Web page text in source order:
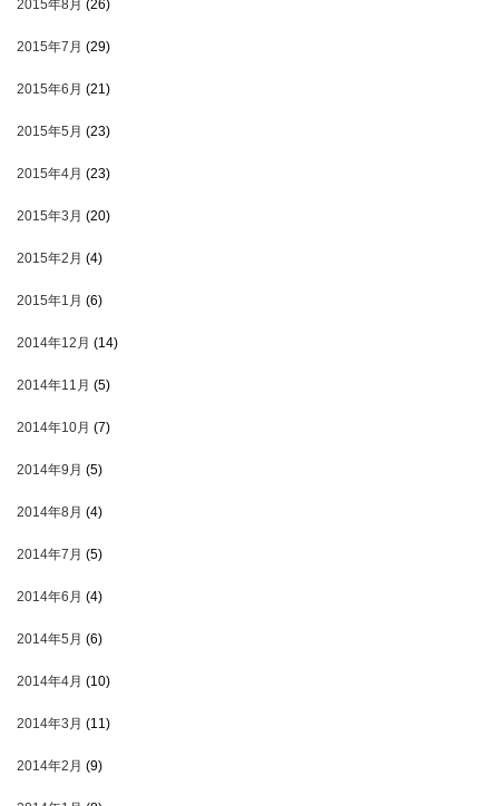
2015年8月 (26)
2015年7月 (29)
2015年6月 (21)
2015年5月 (23)
2015年4月 (23)
2015年3月 (20)
2015年2月 (4)
2015年1月 (6)
2014年12月 (14)
2014年11月 (5)
2014年10月 (7)
2014年9月 (5)
2014年8月 (4)
2014年7月 (5)
2014年6月 (4)
2014年5月 (6)
2014年4月 (10)
2014年3月 (11)
2014年2月 (9)